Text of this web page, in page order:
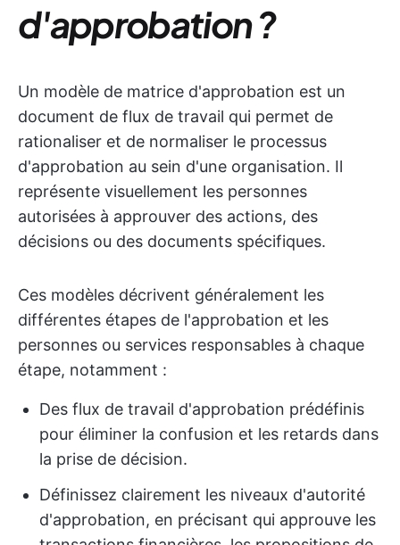
d'approbation ?
Un modèle de matrice d'approbation est un
document de flux de travail qui permet de
rationaliser et de normaliser le processus
d'approbation au sein d'une organisation. Il
représente visuellement les personnes
autorisées à approuver des actions, des
décisions ou des documents spécifiques.
Ces modèles décrivent généralement les
différentes étapes de l'approbation et les
personnes ou services responsables à chaque
étape, notamment :
Des flux de travail d'approbation prédéfinis
pour éliminer la confusion et les retards dans
la prise de décision.
Définissez clairement les niveaux d'autorité
d'approbation, en précisant qui approuve les